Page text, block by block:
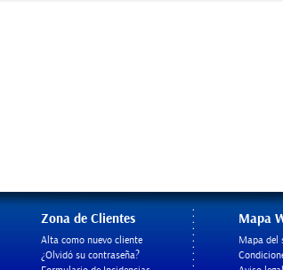
Zona de Clientes
Alta como nuevo cliente
¿Olvidó su contraseña?
Mapa
Mapa del